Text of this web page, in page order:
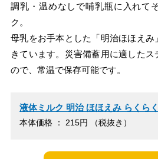
調乳・温めなしで哺乳瓶に入れて
ク。
母乳をお手本とした「明治ほほえ
きています。災害備蓄用に適した
ので、常温で保存可能です。
液体ミルク 明治 ほほえみ らくら
本体価格 ： 215円 （税抜き）